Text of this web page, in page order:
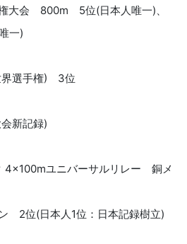
権大会 800m 5位(日本人唯一)、
一)
界選手権) 3位
新記録)
4×100mユニバーサルリレー 銅メ
2位(日本人1位：日本記録樹立)